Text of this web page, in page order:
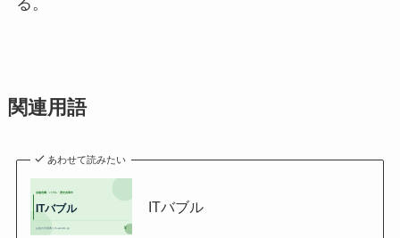
る。
関連用語
あわせて読みたい
ITバブル